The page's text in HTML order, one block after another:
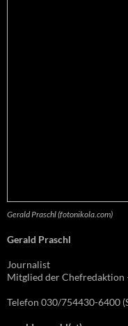
Gerald Praschl (fotonikola.com)
Gerald Praschl
Journalist
Mitglied der Chefredaktion
Telefon 030/754430-6400